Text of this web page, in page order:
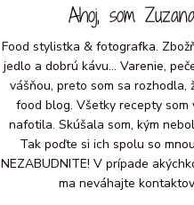
Ahoj, som
Food stylistka & fotografka.
jedlo a dobrú kávu... Varenie,
vášňou, preto som sa rozhodla,
food blog. Všetky recepty som
nafotila. Skúšala som, kým
Tak poďte si ich spolu so
NEZABUDNITE! V prípade
ma neváhajte